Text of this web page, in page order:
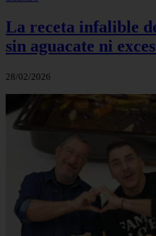
La receta infalible
sin aguacate ni
28/02/2026